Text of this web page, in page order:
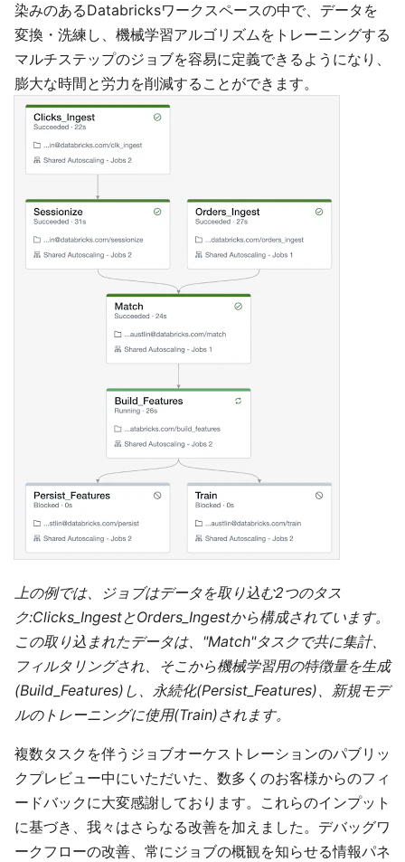
染みのあるDatabricksワークスペースの中で、データを
変換・洗練し、機械学習アルゴリズムをトレーニングする
マルチステップのジョブを容易に定義できるようになり、
膨大な時間と労力を削減することができます。
上の例では、ジョブはデータを取り込む2つのタス
ク:Clicks_IngestとOrders_Ingestから構成されています。
この取り込まれたデータは、"Match"タスクで共に集計、
フィルタリングされ、そこから機械学習用の特徴量を生成
(Build_Features)し、永続化(Persist_Features)、新規モデ
ルのトレーニングに使用(Train)されます。
複数タスクを伴うジョブオーケストレーションのパブリッ
クプレビュー中にいただいた、数多くのお客様からのフィ
ードバックに大変感謝しております。これらのインプット
に基づき、我々はさらなる改善を加えました。デバッグワ
ークフローの改善、常にジョブの概観を知らせる情報パネ